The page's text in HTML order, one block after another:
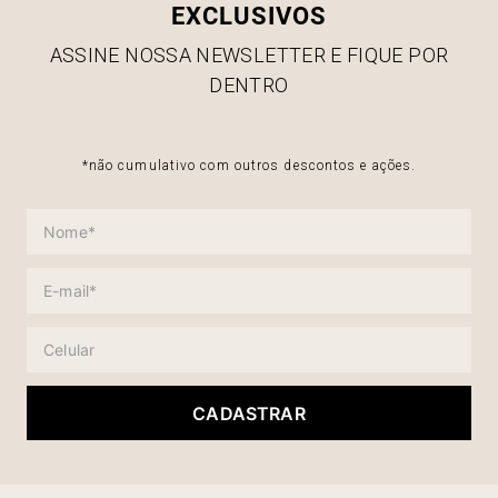
EXCLUSIVOS
ASSINE NOSSA NEWSLETTER E FIQUE POR
DENTRO
*não cumulativo com outros descontos e ações.
CADASTRAR